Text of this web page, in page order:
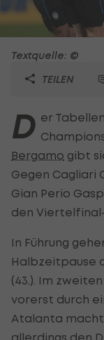
Textquelle: ©
TEILEN
D er
Bergamo gibt
Gegen Cagliari
Gian Perio
den Viertelfinal-
In Führung
Halbzeitpause
(43.). Im
vorerst durch
Atalanta
allerdings den